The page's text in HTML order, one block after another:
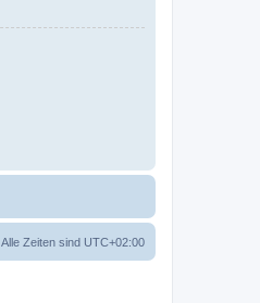
Alle Zeiten sind UTC+02:00